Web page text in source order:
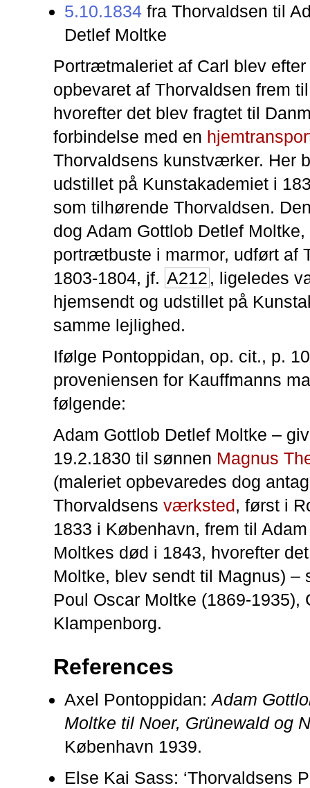
5.10.1834 fra Thorvaldsen til
Detlef Moltke
Portrætmaleriet af Carl blev
opbevaret af Thorvaldsen frem
hvorefter det blev fragtet til
forbindelse med en
Thorvaldsens kunstværker. Her
udstillet på Kunstakademiet i
som tilhørende Thorvaldsen.
dog Adam Gottlob Detlef
portrætbuste i marmor, udført af
1803-1804, jf. A212 , ligeledes
hjemsendt og udstillet på
samme lejlighed.
Ifølge Pontoppidan, op. cit., p.
proveniensen for Kauffmanns
følgende:
Adam Gottlob Detlef Moltke –
19.2.1830 til sønnen Magnus
(maleriet opbevaredes dog
Thorvaldsens værksted, først i
1833 i København, frem til
Moltkes død i 1843, hvorefter
Moltke, blev sendt til Magnus) –
Poul Oscar Moltke (1869-1935),
Klampenborg.
References
Axel Pontoppidan:Adam
Moltke til Noer, Grünewald og
København 1939.
Else Kai Sass: ‘Thorvaldsens